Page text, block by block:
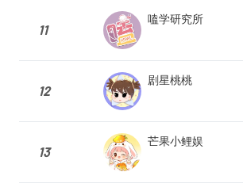
11
嗑学研究所
12
剧星桃桃
13
芒果小鲤娱